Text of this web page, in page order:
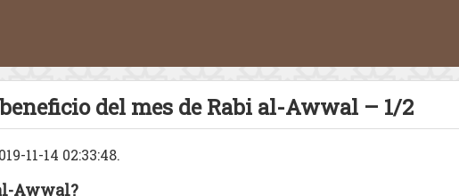
del mes de Rabi al-Awwal – 1/2
11-14 02:33:48.
Awwal?